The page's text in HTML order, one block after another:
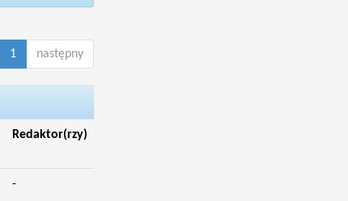
1 następny
Redaktor(rzy)
-